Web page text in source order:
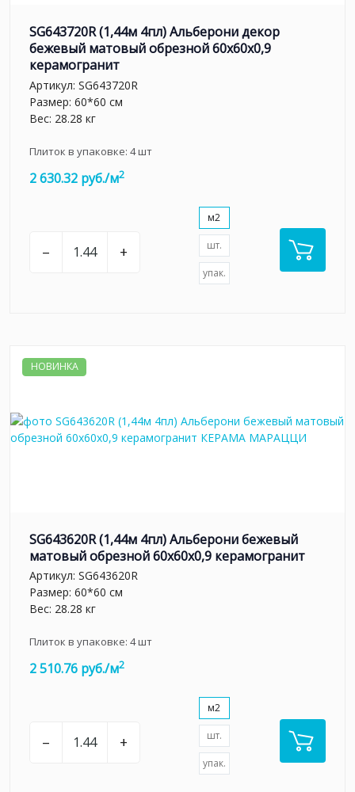
SG643720R (1,44м 4пл) Альберони декор
бежевый матовый обрезной 60x60x0,9
керамогранит
Артикул: SG643720R
Размер: 60*60 см
Вес: 28.28 кг
Плиток в упаковке: 4шт
2 630.32 руб./м2
– +
м2
шт.
упак.
НОВИНКА
SG643620R (1,44м 4пл) Альберони бежевый
матовый обрезной 60x60x0,9 керамогранит
Артикул: SG643620R
Размер: 60*60 см
Вес: 28.28 кг
Плиток в упаковке: 4шт
2 510.76 руб./м2
– +
м2
шт.
упак.